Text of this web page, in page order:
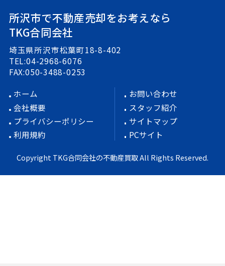
所沢市で不動産売却をお考えなら
TKG合同会社
埼玉県所沢市松葉町18-8-402
TEL:04-2968-6076
FAX:050-3488-0253
ホーム
会社概要
プライバシーポリシー
利用規約
お問い合わせ
スタッフ紹介
サイトマップ
PCサイト
Copyright TKG合同会社の不動産買取 All Rights Reserved.